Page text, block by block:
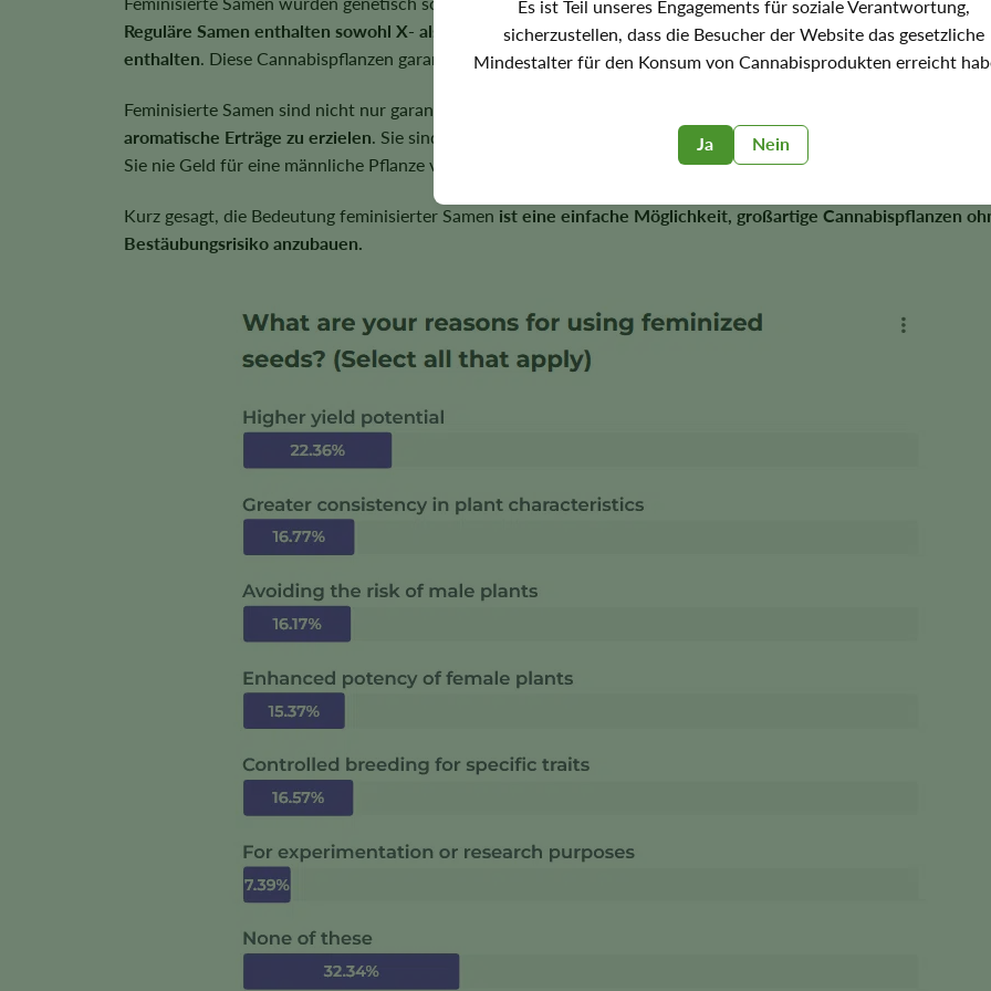
Es ist Teil unseres Engagements für soziale Verantwortung,
sicherzustellen, dass die Besucher der Website das gesetzliche
Mindestalter für den Konsum von Cannabisprodukten erreicht
Ja Nein
Reguläre Samen enthalten sowohl X- als auch Y-Chromosomen , währendfeminisierte Samen nur das X-
enthalten. Diese Cannabispflanzen garantieren klebrige, kernlose und rauchbare Knospen.
Feminisierte Samen sind nicht nur garantiert blühfähig,
aromatische Erträge zu erzielen. Sie sind auch resistenter gegen Schädlinge und Krankheiten und
Sie nie Geld für eine männliche Pflanze verschwenden.
Kurz gesagt, die Bedeutung feminisierter Samen ist eine einfache Möglichkeit, großartige Cannabispflanzen
Bestäubungsrisiko anzubauen.